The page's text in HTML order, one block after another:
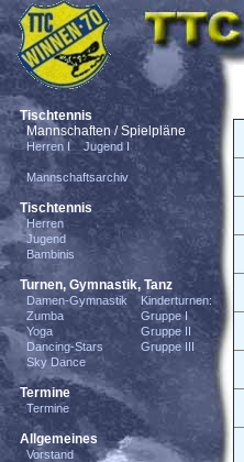
Tischtennis
Mannschaften / Spielpläne
Herren I Jugend I
Mannschaftsarchiv
Tischtennis
Herren
Jugend
Bambinis
Turnen, Gymnastik, Tanz
Damen-Gymnastik
Zumba
Yoga
Dancing-Stars
Sky Dance
Kinderturnen:
Gruppe I
Gruppe II
Gruppe III
Termine
Termine
Allgemeines
Vorstand